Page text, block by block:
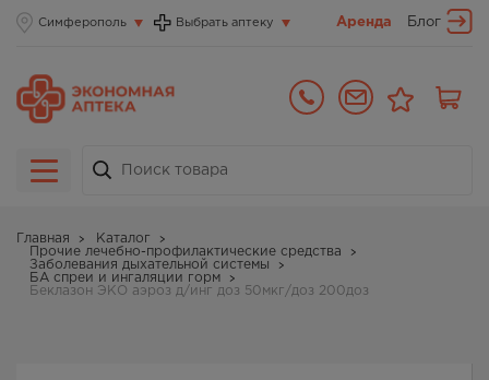
Симферополь Выбрать аптеку Аренда Блог
Главная
Каталог
Прочие лечебно-профилактические средства
Заболевания дыхательной системы
БА спреи и ингаляции горм
Беклазон ЭКО аэроз д/инг доз 50мкг/доз 200доз